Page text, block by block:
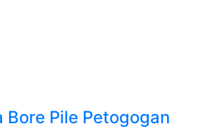
Bore Pile Petogogan